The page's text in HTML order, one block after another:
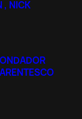
, NICK